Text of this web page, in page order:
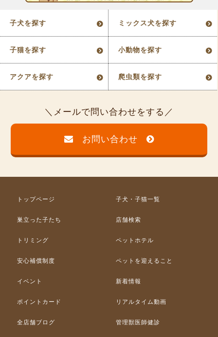
子犬を探す ミックス犬を探す
子猫を探す 小動物を探す
アクアを探す 爬虫類を探す
メールで問い合わせをする
お問い合わせ
トップページ 子犬・子猫一覧
巣立った子たち 店舗検索
トリミング ペットホテル
安心補償制度 ペットを迎えること
イベント 新着情報
ポイントカード リアルタイム動画
全店舗ブログ 管理獣医師健診